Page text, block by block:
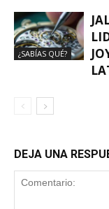
¿SABÍAS QUÉ?
DEJA UNA